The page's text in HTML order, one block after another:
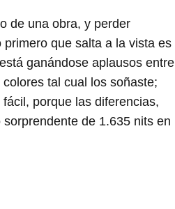
de una obra, y perder
que salta a la vista es
ganándose aplausos entre
tal cual los soñaste;
porque las diferencias,
de 1.635 nits en